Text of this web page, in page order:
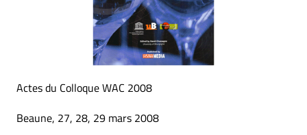
Actes du Colloque WAC 2008
Beaune, 27, 28, 29 mars 2008